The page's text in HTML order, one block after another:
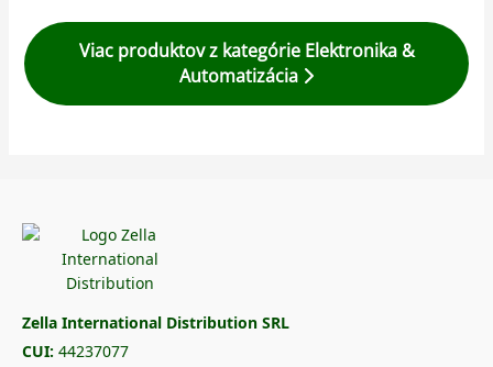
Viac produktov z kategórie Elektronika &
Automatizácia
Zella International Distribution SRL
CUI: 44237077